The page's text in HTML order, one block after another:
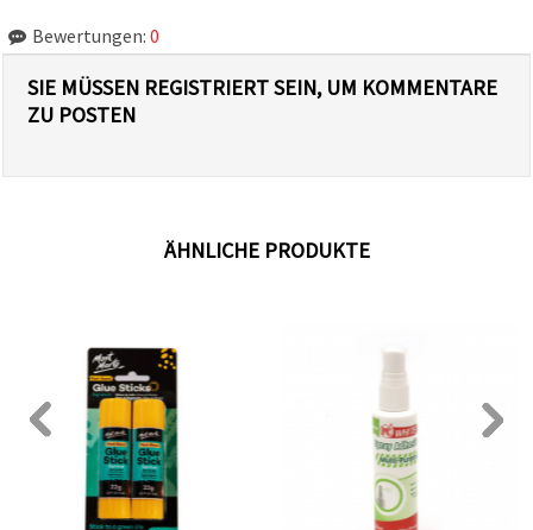
Bewertungen: 0
SIE MÜSSEN REGISTRIERT SEIN, UM KOMMENTARE
ZU POSTEN
ÄHNLICHE PRODUKTE